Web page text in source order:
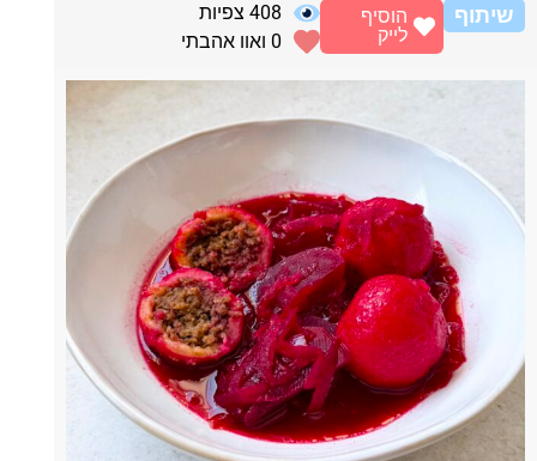
שיתוף 408 צפיות
0 ואוו אהבתי
הוסיף
לייק